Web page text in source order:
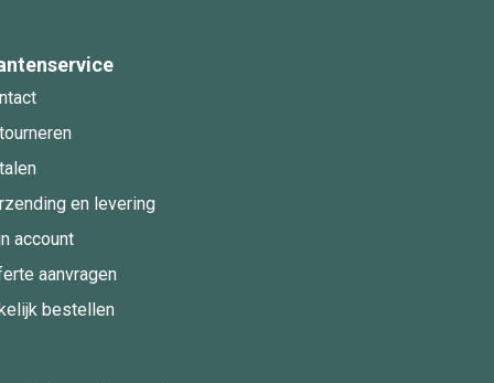
en levering
account
aanvragen
bestellen